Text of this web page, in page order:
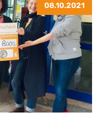
08.10.2021